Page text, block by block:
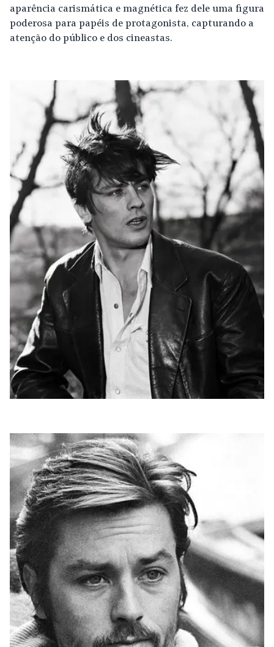
aparência carismática e magnética fez dele uma figura
poderosa para papéis de protagonista, capturando a
atenção do público e dos cineastas.